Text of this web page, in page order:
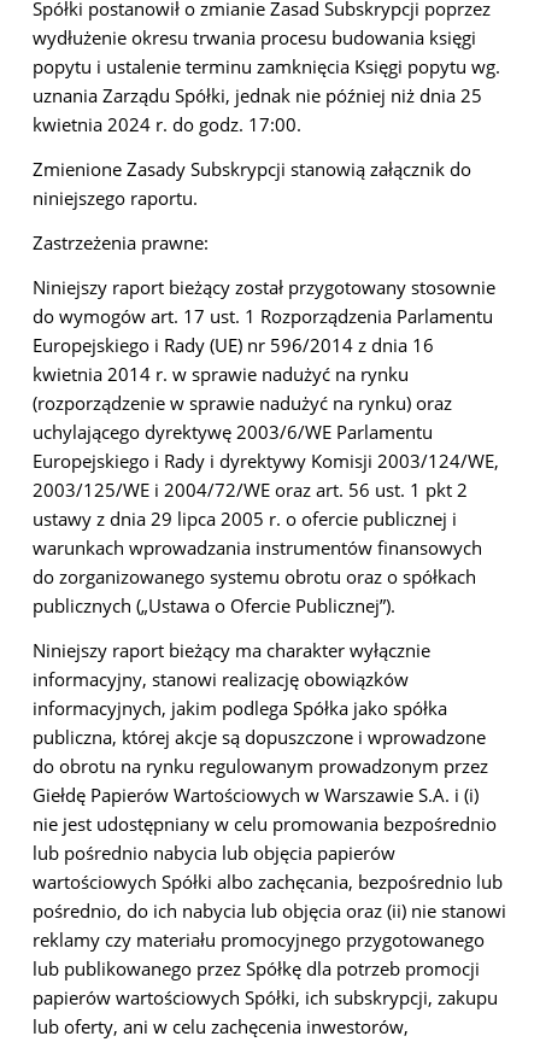
Spółki postanowił o zmianie Zasad Subskrypcji poprzez
wydłużenie okresu trwania procesu budowania księgi
popytu i ustalenie terminu zamknięcia Księgi popytu wg.
uznania Zarządu Spółki, jednak nie później niż dnia 25
kwietnia 2024 r. do godz. 17:00.
Zmienione Zasady Subskrypcji stanowią załącznik do
niniejszego raportu.
Zastrzeżenia prawne:
Niniejszy raport bieżący został przygotowany stosownie
do wymogów art. 17 ust. 1 Rozporządzenia Parlamentu
Europejskiego i Rady (UE) nr 596/2014 z dnia 16
kwietnia 2014 r. w sprawie nadużyć na rynku
(rozporządzenie w sprawie nadużyć na rynku) oraz
uchylającego dyrektywę 2003/6/WE Parlamentu
Europejskiego i Rady i dyrektywy Komisji 2003/124/WE,
2003/125/WE i 2004/72/WE oraz art. 56 ust. 1 pkt 2
ustawy z dnia 29 lipca 2005 r. o ofercie publicznej i
warunkach wprowadzania instrumentów finansowych
do zorganizowanego systemu obrotu oraz o spółkach
publicznych („Ustawa o Ofercie Publicznej”).
Niniejszy raport bieżący ma charakter wyłącznie
informacyjny, stanowi realizację obowiązków
informacyjnych, jakim podlega Spółka jako spółka
publiczna, której akcje są dopuszczone i wprowadzone
do obrotu na rynku regulowanym prowadzonym przez
Giełdę Papierów Wartościowych w Warszawie S.A. i (i)
nie jest udostępniany w celu promowania bezpośrednio
lub pośrednio nabycia lub objęcia papierów
wartościowych Spółki albo zachęcania, bezpośrednio lub
pośrednio, do ich nabycia lub objęcia oraz (ii) nie stanowi
reklamy czy materiału promocyjnego przygotowanego
lub publikowanego przez Spółkę dla potrzeb promocji
papierów wartościowych Spółki, ich subskrypcji, zakupu
lub oferty, ani w celu zachęcenia inwestorów,